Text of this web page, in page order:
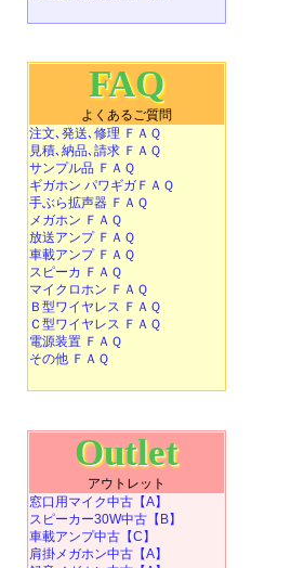
FAQ
よくあるご質問
注文､発送､修理 ＦＡＱ
見積､納品､請求 ＦＡＱ
サンプル品 ＦＡＱ
ギガホン パワギガＦＡＱ
手ぶら拡声器 ＦＡＱ
メガホン ＦＡＱ
放送アンプ ＦＡＱ
車載アンプ ＦＡＱ
スピーカ ＦＡＱ
マイクロホン ＦＡＱ
Ｂ型ワイヤレス ＦＡＱ
Ｃ型ワイヤレス ＦＡＱ
電源装置 ＦＡＱ
その他 ＦＡＱ
Outlet
アウトレット
窓口用マイク中古【A】
スピーカー30W中古【B】
車載アンプ中古【C】
肩掛メガホン中古【A】